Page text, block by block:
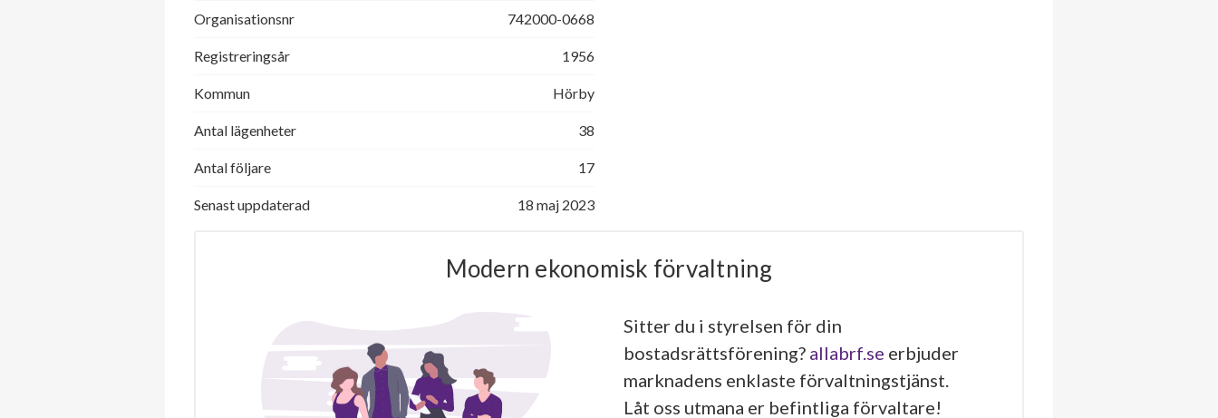
Organisationsnr 742000-0668
Registreringsår 1956
Kommun Hörby
Antal lägenheter 38
Antal följare 17
Senast uppdaterad 18 maj 2023
Modern ekonomisk förvaltning
Sitter du i styrelsen för din
bostadsrättsförening? allabrf.se erbjuder
marknadens enklaste förvaltningstjänst.
Låt oss utmana er befintliga förvaltare!